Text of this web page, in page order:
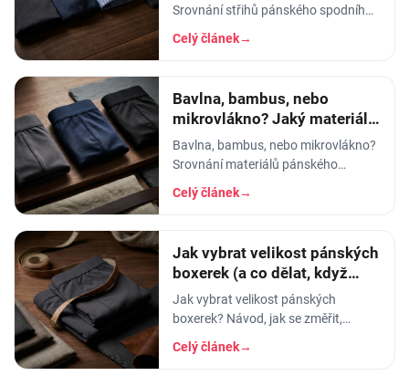
Srovnání střihů pánského spodního
prádla - pohodlí, opora, pod jaké
kalhoty a na jakou příležitost se
Celý článek→
Bavlna, bambus, nebo
mikrovlákno? Jaký materiál
pánského prádla vybrat
Bavlna, bambus, nebo mikrovlákno?
Srovnání materiálů pánského
spodního prádla - prodyšnost,
savost, trvanlivost a pro koho se
Celý článek→
Jak vybrat velikost pánských
boxerek (a co dělat, když
tlačí)
Jak vybrat velikost pánských
boxerek? Návod, jak se změřit,
orientační tabulka velikostí a tipy, co
dělat, když boxerky tlačí nebo se
Celý článek→